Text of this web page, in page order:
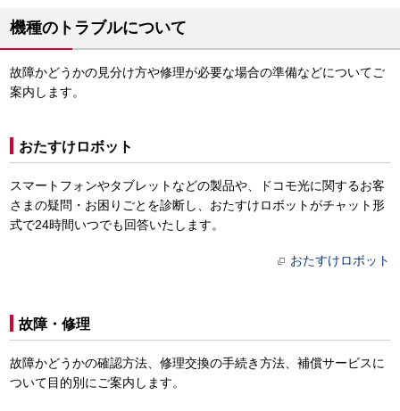
機種のトラブルについて
故障かどうかの見分け方や修理が必要な場合の準備などについてご
案内します。
おたすけロボット
スマートフォンやタブレットなどの製品や、ドコモ光に関するお客
さまの疑問・お困りごとを診断し、おたすけロボットがチャット形
式で24時間いつでも回答いたします。
おたすけロボット
故障・修理
故障かどうかの確認方法、修理交換の手続き方法、補償サービスに
ついて目的別にご案内します。